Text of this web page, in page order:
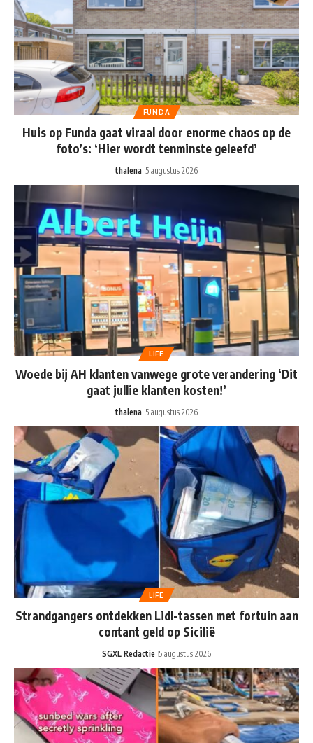
FUNDA
Huis op Funda gaat viraal door enorme chaos op de
foto’s: ‘Hier wordt tenminste geleefd’
thalena 5 augustus 2026
LIFE
Woede bij AH klanten vanwege grote verandering ‘Dit
gaat jullie klanten kosten!’
thalena 5 augustus 2026
LIFE
Strandgangers ontdekken Lidl-tassen met fortuin aan
contant geld op Sicilië
SGXL Redactie 5 augustus 2026